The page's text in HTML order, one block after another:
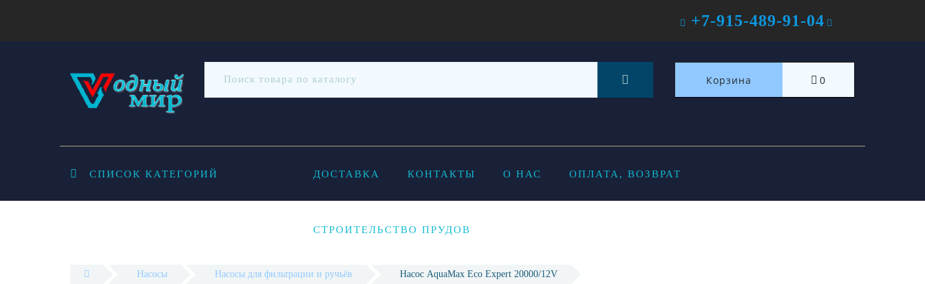
+7-915-489-91-04
Корзина 0
СПИСОК КАТЕГОРИЙ ДОСТАВКА КОНТАКТЫ О НАС ОПЛАТА, ВОЗВРАТ
СТРОИТЕЛЬСТВО ПРУДОВ
Насосы Насосы для фильтрации и ручьёв Насос AquaMax Eco Expert 20000/12V